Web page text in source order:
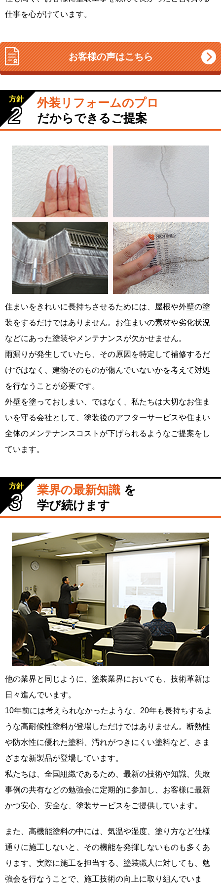
仕事を心がけています。
お客様の声はこちら
方針
2
外装リフォームのプロ
だからできるご提案
住まいをきれいに長持ちさせるためには、屋根や外壁の塗
装をするだけではありません。お住まいの素材や劣化状況
などにあった塗装やメンテナンスが欠かせません。
雨漏りが発生していたら、その原因を特定して補修するだ
けではなく、建物そのものが傷んでいないかを考えて対処
を行なうことが必要です。
外壁を塗っておしまい、ではなく、私たちは大切なお住ま
いを守る会社として、塗装後のアフターサービスや住まい
全体のメンテナンスコストが下げられるようなご提案をし
ています。
方針
3 業界の最新知識 を
学び続けます
他の業界と同じように、塗装業界においても、技術革新は
日々進んでいます。
10年前には考えられなかったような、20年も長持ちするよ
うな高耐候性塗料が登場しただけではありません。断熱性
や防水性に優れた塗料、汚れがつきにくい塗料など、さま
ざまな新製品が登場しています。
私たちは、全国組織であるため、最新の技術や知識、失敗
事例の共有などの勉強会に定期的に参加し、お客様に最新
かつ安心、安全な、塗装サービスをご提供しています。
また、高機能塗料の中には、気温や湿度、塗り方など仕様
通りに施工しないと、その機能を発揮しないものも多くあ
ります。実際に施工を担当する、塗装職人に対しても、勉
強会を行なうことで、施工技術の向上に取り組んでいま